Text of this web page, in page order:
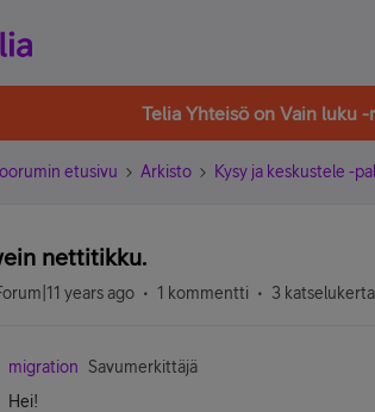
Telia Yhteisö on Vain luku
etusivu Arkisto Kysy ja keskustele -
nettitikku.
years ago 1 kommentti 3
migration
Savumerkittäjä
Hei!